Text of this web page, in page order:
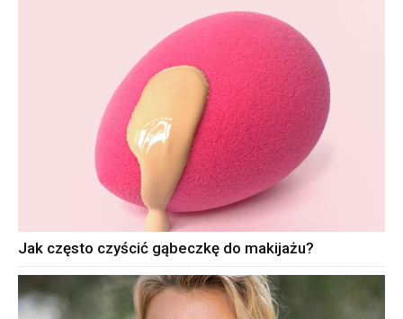
Jak często czyścić gąbeczkę do makijażu?